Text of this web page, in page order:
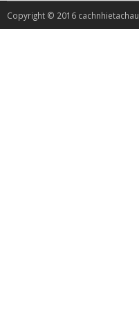
Copyright © 2016 cachnhietachau